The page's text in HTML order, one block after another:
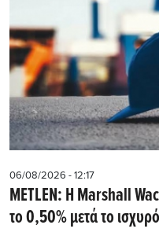
06/08/2026 - 12:17
METLEN: Η Marshall
το 0,50% μετά το